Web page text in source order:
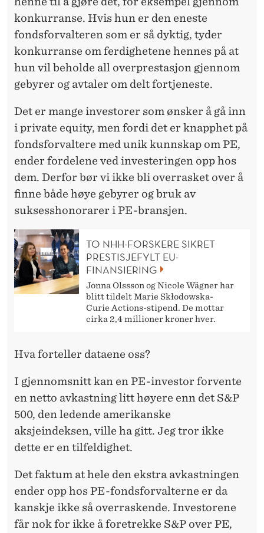
konkurranse. Hvis hun er den eneste
fondsforvalteren som er så dyktig, tyder
konkurranse om ferdighetene hennes på at
hun vil beholde all overprestasjon gjennom
gebyrer og avtaler om delt fortjeneste.
Det er mange investorer som ønsker å gå inn
i private equity, men fordi det er knapphet på
fondsforvaltere med unik kunnskap om PE,
ender fordelene ved investeringen opp hos
dem. Derfor bør vi ikke bli overrasket over å
finne både høye gebyrer og bruk av
suksesshonorarer i PE-bransjen.
TO NHH-FORSKERE SIKRET
PRESTISJEFYLT EU-
FINANSIERING
Jonna Olssson og Nicole Wägner har
blitt tildelt Marie Skłodowska-
Curie Actions-stipend. De mottar
cirka 2,4 millioner kroner hver.
Hva forteller dataene oss?
I gjennomsnitt kan en PE-investor forvente
en netto avkastning litt høyere enn det S&P
500, den ledende amerikanske
aksjeindeksen, ville ha gitt. Jeg tror ikke
dette er en tilfeldighet.
Det faktum at hele den ekstra avkastningen
ender opp hos PE-fondsforvalterne er da
kanskje ikke så overraskende. Investorene
får nok for ikke å foretrekke S&P over PE,